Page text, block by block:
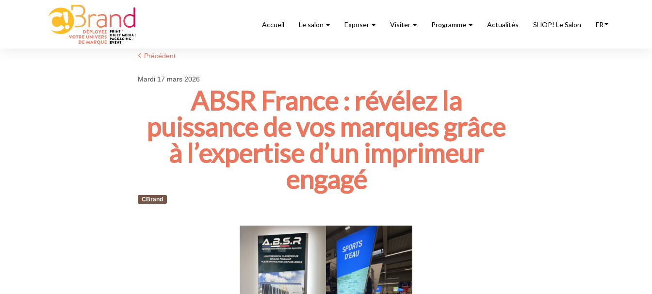
Accueil Le salon Exposer Visiter Programme Actualités SHOP! Le Salon FR
Précédent
mardi 17 mars 2026
ABSR France : révélez la
puissance de vos marques grâce
à l’expertise d’un imprimeur
engagé
CBrand